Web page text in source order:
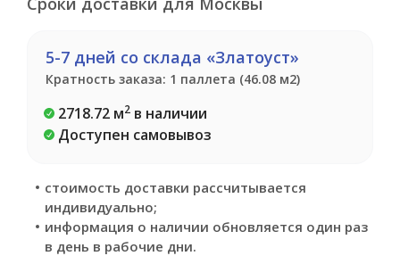
5-7 дней со склада «Златоуст»
Кратность заказа: 1 паллета (46.08 м2)
2718.72 м2 в наличии
Доступен самовывоз
стоимость доставки рассчитывается
индивидуально;
информация о наличии обновляется один раз
в день в рабочие дни.